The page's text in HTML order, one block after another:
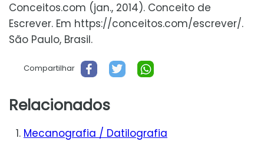
Conceitos.com (jan., 2014). Conceito de
Escrever. Em https://conceitos.com/escrever/.
São Paulo, Brasil.
Compartilhar
Relacionados
Mecanografia / Datilografia